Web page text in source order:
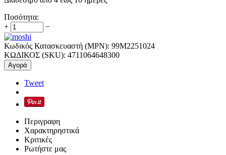
Ποσότητα:
+
−
Κωδικός Κατασκευαστή (MPN): 99M2251024
ΚΩΔΙΚΟΣ (SKU): 4711064648300
Αγορά
Tweet
Περιγραφη
Χαρακτηρηστικά
Κριτικές
Ρωτήστε μας